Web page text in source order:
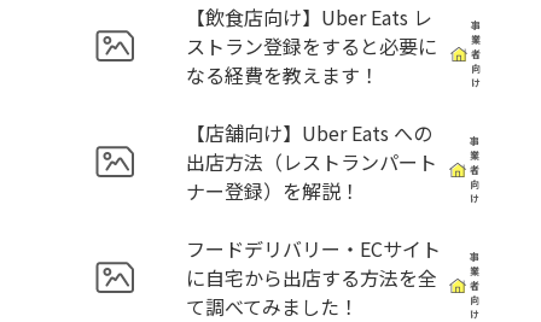
【飲食店向け】Uber Eats レ
ストラン登録をすると必要に
なる経費を教えます！
事
業
者
向
け
【店舗向け】Uber Eats への
出店方法（レストランパート
ナー登録）を解説！
事
業
者
向
け
フードデリバリー・ECサイト
に自宅から出店する方法を全
て調べてみました！
事
業
者
向
け